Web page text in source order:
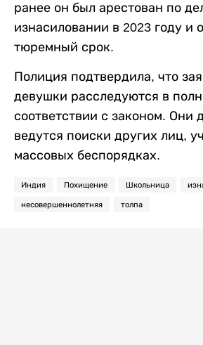
ранее он был арестован по
изнасиловании в 2023 году и
тюремный срок.
Полиция подтвердила, что
девушки расследуются в
соответствии с законом. Они
ведутся поиски других лиц,
массовых беспорядках.
Индия Похищение Школьница
несовершеннолетняя толпа